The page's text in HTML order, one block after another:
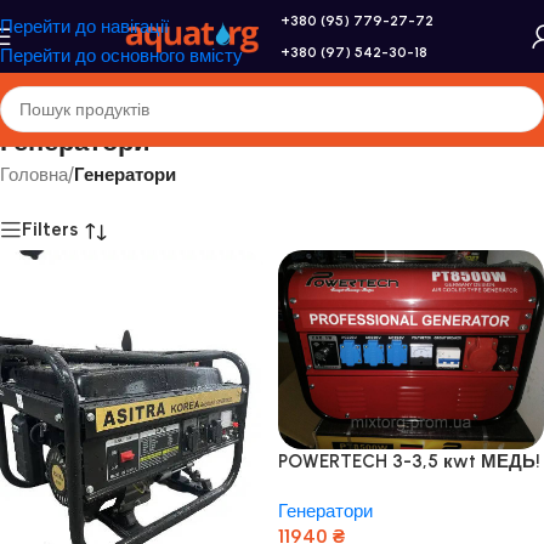
Перейти до навігації
Перейти до основного вмісту
+380 (95) 779-27-72
+380 (97) 542-30-18
Генератори
Головна/Генератори
Filters
POWERTECH 3-3,5 кwt МЕДЬ!
Генератори
11940 ₴